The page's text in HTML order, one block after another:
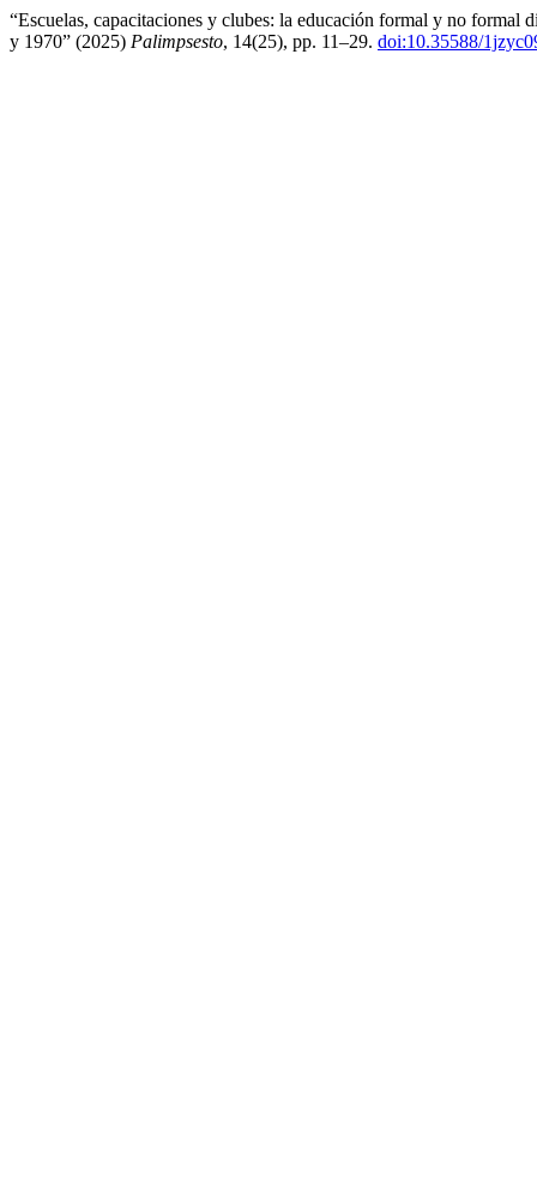
“Escuelas, capacitaciones y clubes: la educación formal y no
y 1970” (2025) Palimpsesto, 14(25), pp. 11–29. doi:10.35588/